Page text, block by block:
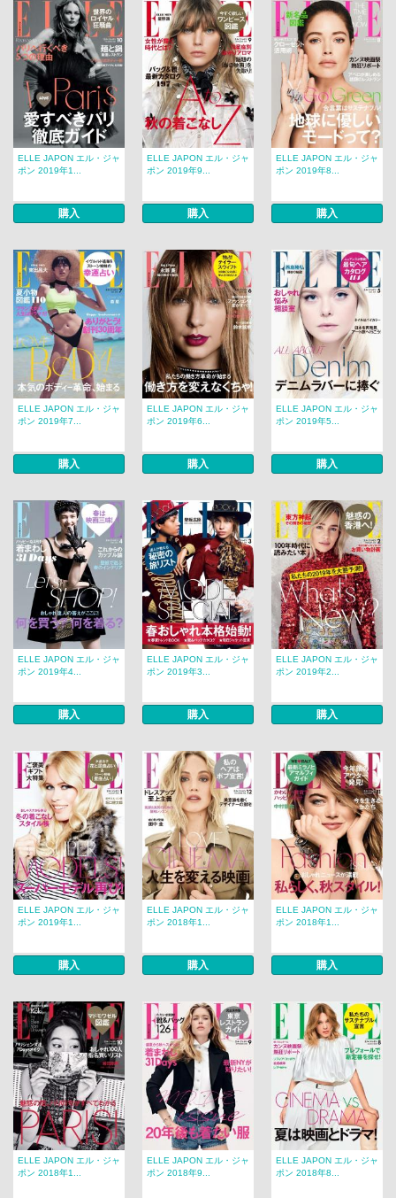
ELLE JAPON エル・ジャ
ポン 2019年1...
購入
ELLE JAPON エル・ジャ
ポン 2019年9...
購入
ELLE JAPON エル・ジャ
ポン 2019年8...
購入
ELLE JAPON エル・ジャ
ポン 2019年7...
購入
ELLE JAPON エル・ジャ
ポン 2019年6...
購入
ELLE JAPON エル・ジャ
ポン 2019年5...
購入
ELLE JAPON エル・ジャ
ポン 2019年4...
購入
ELLE JAPON エル・ジャ
ポン 2019年3...
購入
ELLE JAPON エル・ジャ
ポン 2019年2...
購入
ELLE JAPON エル・ジャ
ポン 2019年1...
購入
ELLE JAPON エル・ジャ
ポン 2018年1...
購入
ELLE JAPON エル・ジャ
ポン 2018年1...
購入
ELLE JAPON エル・ジャ
ポン 2018年1...
ELLE JAPON エル・ジャ
ポン 2018年9...
ELLE JAPON エル・ジャ
ポン 2018年8...